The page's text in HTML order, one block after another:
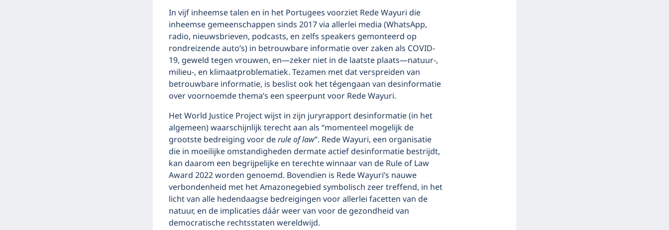
In vijf inheemse talen en in het Portugees voorziet Rede Wayuri die
inheemse gemeenschappen sinds 2017 via allerlei media (WhatsApp,
radio, nieuwsbrieven, podcasts, en zelfs speakers gemonteerd op
rondreizende auto’s) in betrouwbare informatie over zaken als COVID-
19, geweld tegen vrouwen, en—zeker niet in de laatste plaats—natuur-,
milieu-, en klimaatproblematiek. Tezamen met dat verspreiden van
betrouwbare informatie, is beslist ook het tégengaan van desinformatie
over voornoemde thema’s een speerpunt voor Rede Wayuri.
Het World Justice Project wijst in zijn juryrapport desinformatie (in het
algemeen) waarschijnlijk terecht aan als “momenteel mogelijk de
grootste bedreiging voor derule of law”. Rede Wayuri, een organisatie
die in moeilijke omstandigheden dermate actief desinformatie bestrijdt,
kan daarom een begrijpelijke en terechte winnaar van de Rule of Law
Award 2022 worden genoemd. Bovendien is Rede Wayuri’s nauwe
verbondenheid met het Amazonegebied symbolisch zeer treffend, in het
licht van alle hedendaagse bedreigingen voor allerlei facetten van de
natuur, en de implicaties dáár weer van voor de gezondheid van
democratische rechtsstaten wereldwijd.